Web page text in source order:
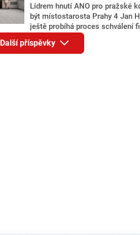
Lídrem hnutí ANO pro pražské
být místostarosta Prahy 4 Jan
ještě probíhá proces schválení
Jana Hušbauera Výborem hnutí
redakci místopředseda
Benkovič. O Hušbauerovi se
Další příspěvky